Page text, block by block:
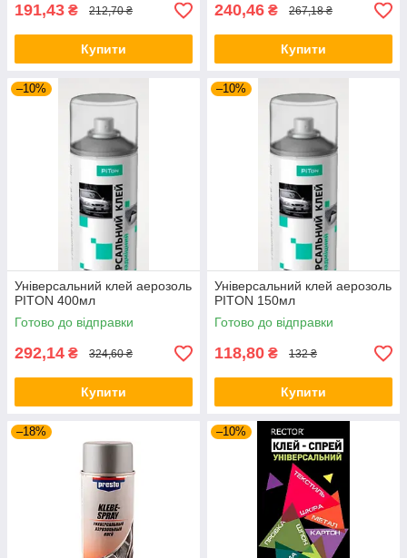
191,43 ₴ 212,70 ₴
Купити
240,46 ₴ 267,18 ₴
Купити
–10%
Універсальний клей аерозоль
PITON 400мл
Готово до відправки
292,14 ₴ 324,60 ₴
Купити
–10%
Універсальний клей аерозоль
PITON 150мл
Готово до відправки
118,80 ₴ 132 ₴
Купити
–18% –10%